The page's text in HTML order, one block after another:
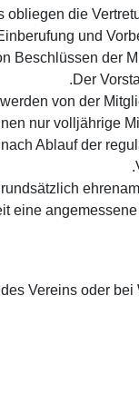
obliegen die
und
Beschlüssen der
werden von der
nur volljährige
Ablauf der
grundsätzlich
eine
Vereins oder